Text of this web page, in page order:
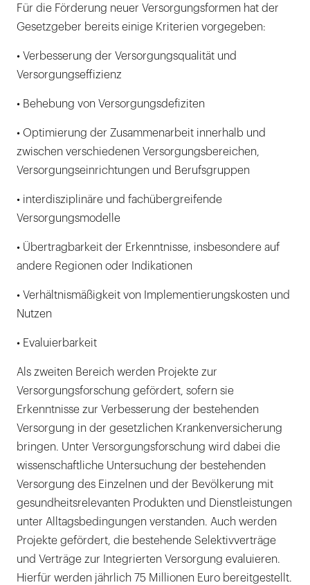
Für die Förderung neuer Versorgungsformen hat der
Gesetzgeber bereits einige Kriterien vorgegeben:
• Verbesserung der Versorgungsqualität und
Versorgungseffizienz
• Behebung von Versorgungsdefiziten
• Optimierung der Zusammenarbeit innerhalb und
zwischen verschiedenen Versorgungsbereichen,
Versorgungseinrichtungen und Berufsgruppen
• interdisziplinäre und fachübergreifende
Versorgungsmodelle
• Übertragbarkeit der Erkenntnisse, insbesondere auf
andere Regionen oder Indikationen
• Verhältnismäßigkeit von Implementierungskosten und
Nutzen
• Evaluierbarkeit
Als zweiten Bereich werden Projekte zur
Versorgungsforschung gefördert, sofern sie
Erkenntnisse zur Verbesserung der bestehenden
Versorgung in der gesetzlichen Krankenversicherung
bringen. Unter Versorgungsforschung wird dabei die
wissenschaftliche Untersuchung der bestehenden
Versorgung des Einzelnen und der Bevölkerung mit
gesundheitsrelevanten Produkten und Dienstleistungen
unter Alltagsbedingungen verstanden. Auch werden
Projekte gefördert, die bestehende Selektivverträge
und Verträge zur Integrierten Versorgung evaluieren.
Hierfür werden jährlich 75 Millionen Euro bereitgestellt.